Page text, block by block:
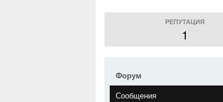
РЕПУТАЦИЯ
1
Форум
Сообщения